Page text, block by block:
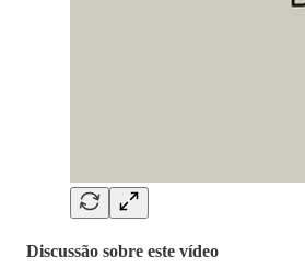
Discussão sobre este vídeo